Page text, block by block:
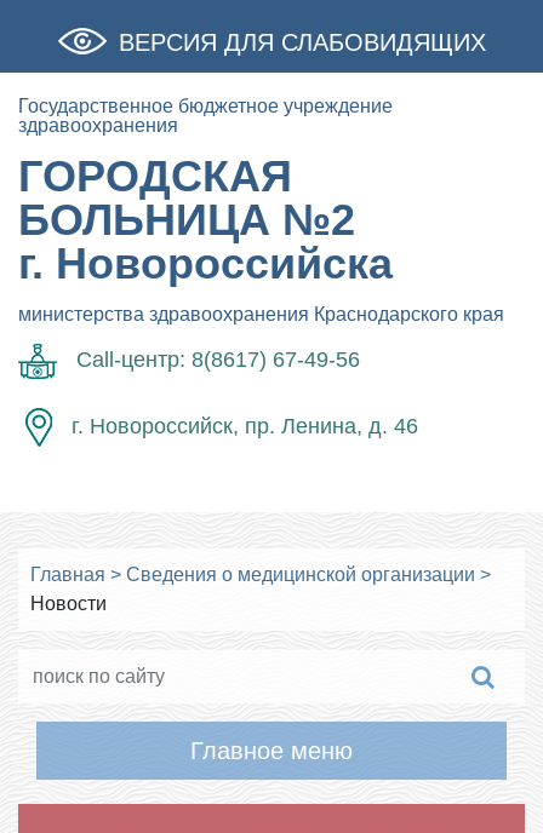
ВЕРСИЯ ДЛЯ СЛАБОВИДЯЩИХ
Государственное бюджетное учреждение
здравоохранения
ГОРОДСКАЯ
БОЛЬНИЦА №2
г. Новороссийска
министерства здравоохранения Краснодарского края
Call-центр: 8(8617) 67-49-56
г. Новороссийск, пр. Ленина, д. 46
Главная > Сведения о медицинской организации >
Новости
Главное меню